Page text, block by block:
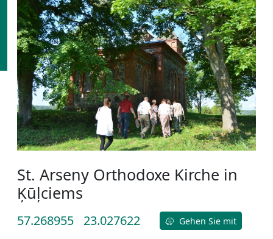
St. Arseny Orthodoxe Kirche in
Ķūļciems
57.268955 23.027622 Gehen Sie mit